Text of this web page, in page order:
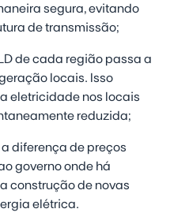
segura, evitando
de transmissão;
de cada região passa a
locais. Isso
eletricidade nos locais
reduzida;
a diferença de preços
governo onde há
construção de novas
elétrica.